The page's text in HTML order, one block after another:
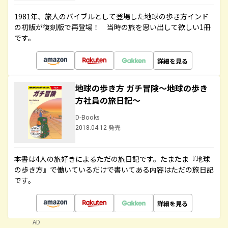
1981年、旅人のバイブルとして登場した地球の歩き方インド
の初版が復刻版で再登場！ 当時の旅を思い出して欲しい1冊
です。
詳細を見る
地球の歩き方 ガチ冒険～地球の歩き
方社員の旅日記～
D-Books
2018.04.12 発売
本書は4人の旅好きによるただの旅日記です。たまたま『地球
の歩き方』で働いているだけで書いてある内容はただの旅日記
です。
詳細を見る
AD